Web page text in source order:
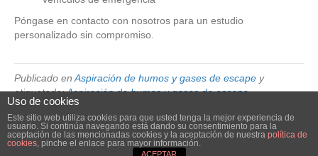
Póngase en contacto con nosotros para un estudio
personalizado sin compromiso.
Publicado en Aspiración de humos y gases de escape y
etiquetado:Aspiración de humos y gases de escape
© 2026 Elube. Aspiración y Filtración Industrial. |Powered byBeaver
Builder
Uso de cookies
Este sitio web utiliza cookies para que usted tenga la mejor experiencia de
usuario. Si continúa navegando está dando su consentimiento para la
aceptación de las mencionadas cookies y la aceptación de nuestra política de
cookies, pinche el enlace para mayor información.
ACEPTAR